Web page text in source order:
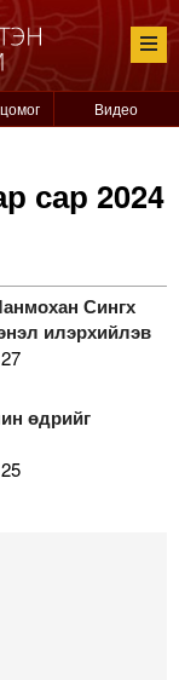
Видео
сар 2024
Сингх
илэрхийлэв
өдрийг